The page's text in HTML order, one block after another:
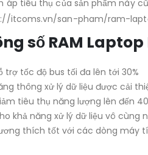
áp tiêu thụ của sản phẩm này
itcoms.vn/san-pham/ram-
số RAM Laptop
trợ tốc độ bus tối đa lên tới 30%
thông xử lý dữ liệu được cải
tiêu thụ năng lượng lên đến
khả năng xử lý dữ liệu vô cùng
thích tốt với các dòng máy